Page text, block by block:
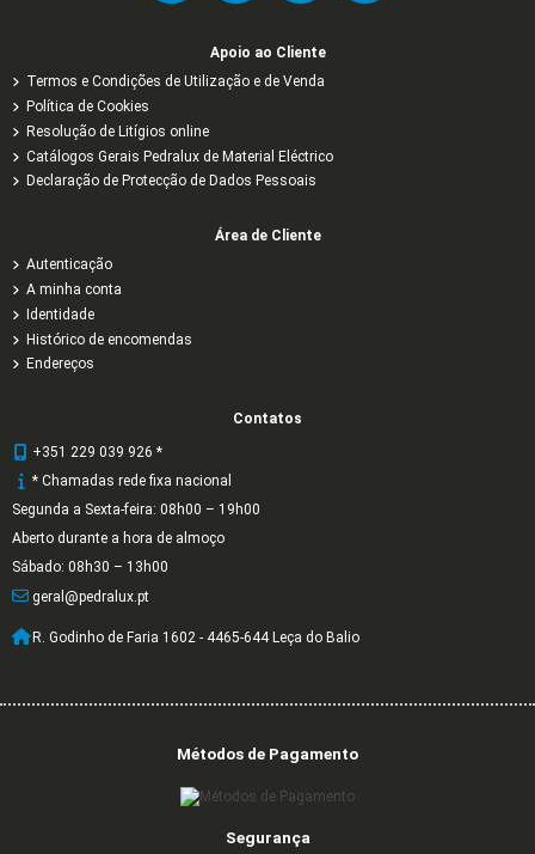
Apoio ao Cliente
Termos e Condições de Utilização e de Venda
Política de Cookies
Resolução de Litígios online
Catálogos Gerais Pedralux de Material Eléctrico
Declaração de Protecção de Dados Pessoais
Área de Cliente
Autenticação
A minha conta
Identidade
Histórico de encomendas
Endereços
Contatos
+351 229 039 926 *
* Chamadas rede fixa nacional
Segunda a Sexta-feira: 08h00 – 19h00
Aberto durante a hora de almoço
Sábado: 08h30 – 13h00
geral@pedralux.pt
R. Godinho de Faria 1602 - 4465-644 Leça do Balio
Métodos de Pagamento
Segurança